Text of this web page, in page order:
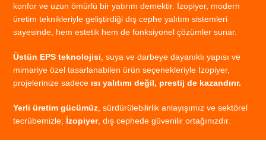
konfor ve uzun ömürlü bir yatırım demektir. İzopiyer, modern
üretim teknikleriyle geliştirdiği dış cephe yalıtım sistemleri
sayesinde, hem estetik hem de fonksiyonel çözümler sunar.
Üstün EPS teknolojisi suya ve darbeye dayanıklı yapısı ve
mimariye özel tasarlanabilen ürün seçenekleriyle İzopiyer,
projelerinize sadece ısı yalıtımı değil, prestij de kazandırır.
Yerli üretim gücümüz sürdürülebilirlik anlayışımız ve sektörel
tecrübemizle; İzopiyer, dış cephede güvenilir ortağınızdır.